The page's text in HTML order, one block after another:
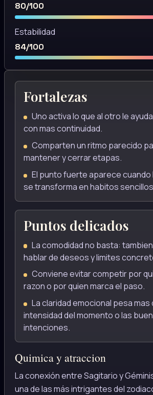
80/100
Estabilidad
84/100
Fortalezas
Uno activa lo que al otro le
con mas continuidad.
Comparten un ritmo parecido
mantener y cerrar etapas.
El punto fuerte aparece cuando
se transforma en habitos
Puntos delicados
La comodidad no basta:
hablar de deseos y limites
Conviene evitar competir por
razon o por quien marca el paso.
La claridad emocional pesa mas
intensidad del momento o las
intenciones.
Quimica y atraccion
La conexión entre Sagitario y
una de las más intrigantes del